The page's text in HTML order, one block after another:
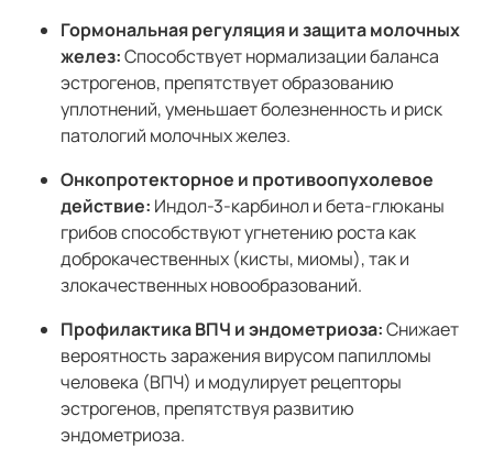
Гормональная регуляция и защита молочных
желез:Способствует нормализации баланса
эстрогенов, препятствует образованию
уплотнений, уменьшает болезненность и риск
патологий молочных желез.
Онкопротекторное и противоопухолевое
действие: Индол-3-карбинол и бета-глюканы
грибов способствуют угнетению роста как
доброкачественных (кисты, миомы), так и
злокачественных новообразований.
Профилактика ВПЧ и эндометриоза:Снижает
вероятность заражения вирусом папилломы
человека (ВПЧ) и модулирует рецепторы
эстрогенов, препятствуя развитию
эндометриоза.